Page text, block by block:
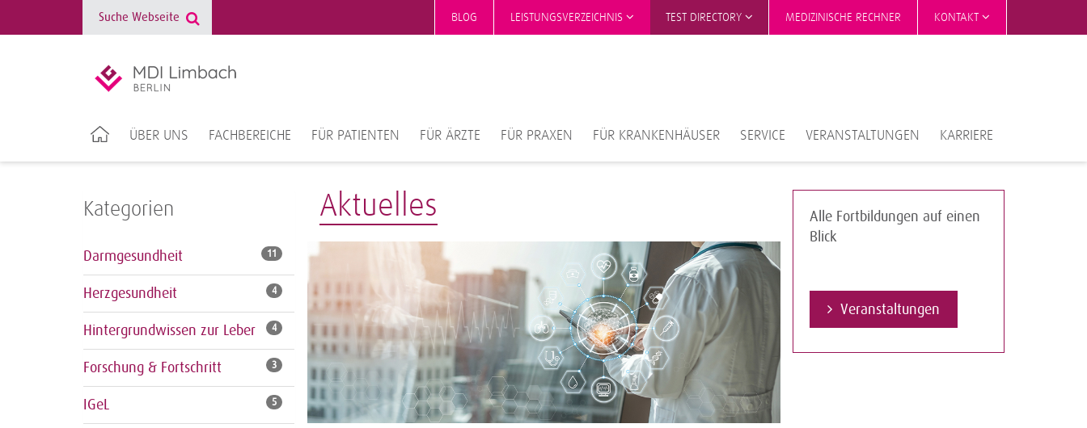
BLOG LEISTUNGSVERZEICHNIS TEST DIRECTORY MEDIZINISCHE RECHNER KONTAKT
ÜBER UNS FACHBEREICHE FÜR PATIENTEN FÜR ÄRZTE FÜR PRAXEN FÜR KRANKENHÄUSER SERVICE VERANSTALTUNGEN KARRIERE
Kategorien
Darmgesundheit 11
Herzgesundheit 4
Hintergrundwissen zur Leber 4
Forschung & Fortschritt 3
IGeL 5
Aktuelles
Alle Fortbildungen auf einen
Blick
Veranstaltungen